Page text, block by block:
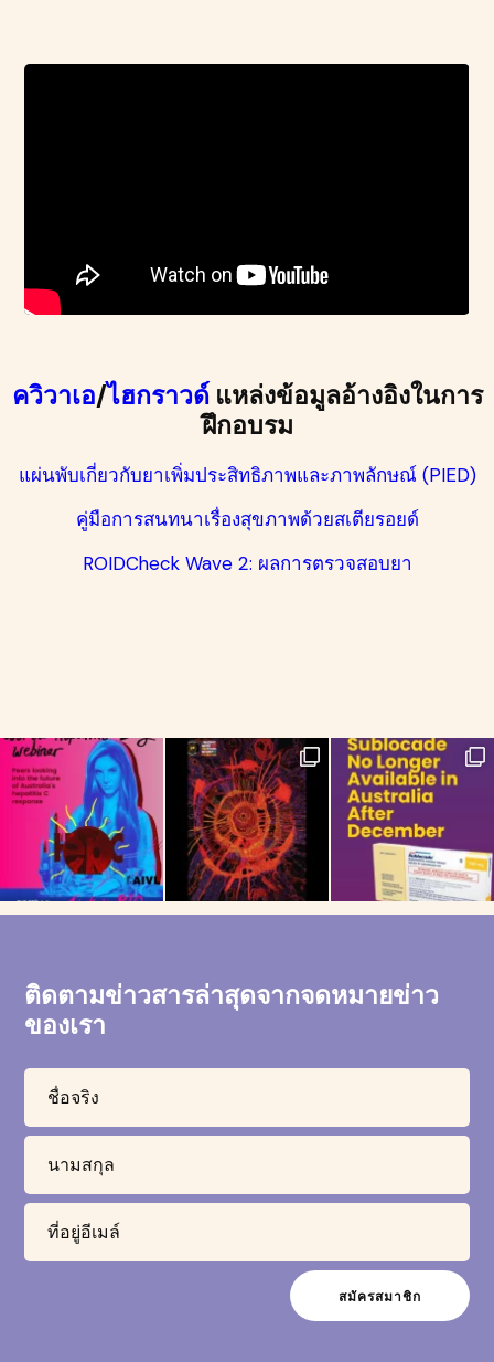
ควิวาเอ/ไฮกราวด์ แหล่งข้อมูลอ้างอิงในการ
ฝึกอบรม
แผ่นพับเกี่ยวกับยาเพิ่มประสิทธิภาพและภาพลักษณ์ (PIED)
คู่มือการสนทนาเรื่องสุขภาพด้วยสเตียรอยด์
ROIDCheck Wave 2: ผลการตรวจสอบยา
ติดตามข่าวสารล่าสุดจากจดหมายข่าว
ของเรา